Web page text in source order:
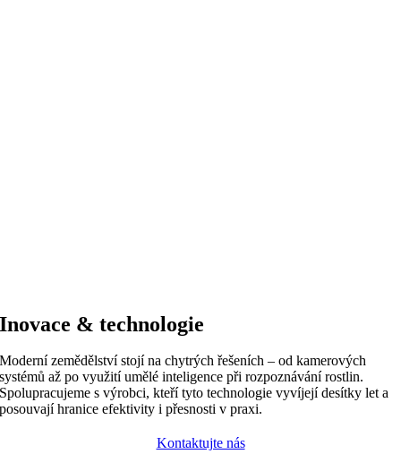
Inovace & technologie
Moderní zemědělství stojí na chytrých řešeních – od kamerových
systémů až po využití umělé inteligence při rozpoznávání rostlin.
Spolupracujeme s výrobci, kteří tyto technologie vyvíjejí desítky let a
posouvají hranice efektivity i přesnosti v praxi.
Kontaktujte nás